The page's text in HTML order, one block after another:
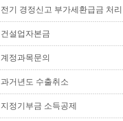
전기 경정신고 부가세환급금 처리
건설업자본금
계정과목문의
과거년도 수출취소
지정기부금 소득공제